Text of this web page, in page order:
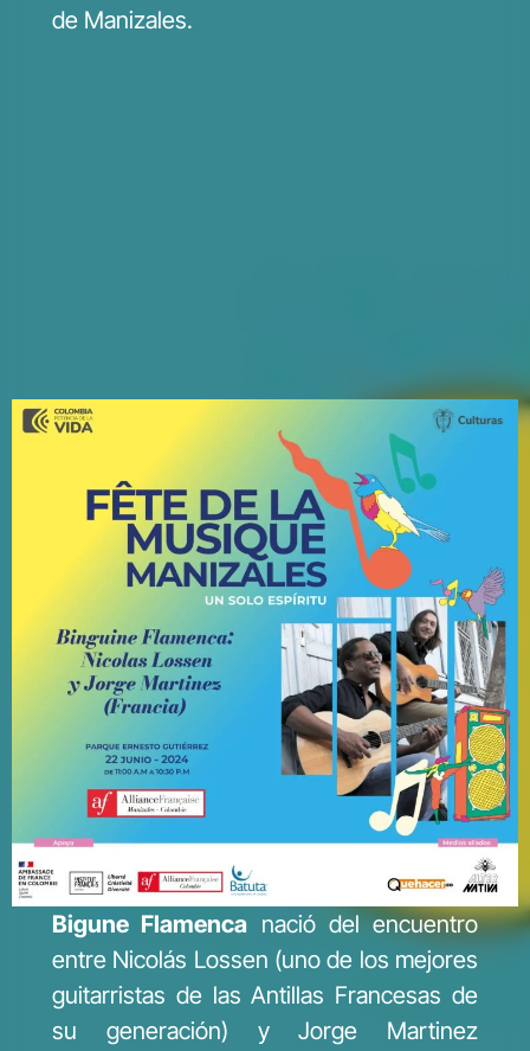
de Manizales.
Bigune Flamenca nació del encuentro
entre Nicolás Lossen (uno de los mejores
guitarristas de las Antillas Francesas de
su generación) y Jorge Martinez